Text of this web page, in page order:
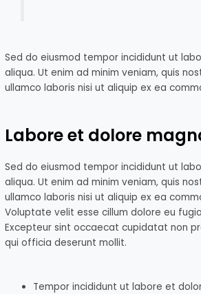
Sed do eiusmod tempor incididunt ut
aliqua. Ut enim ad minim veniam, quis
ullamco laboris nisi ut aliquip ex ea
Labore et dolore
Sed do eiusmod tempor incididunt ut
aliqua. Ut enim ad minim veniam, quis
ullamco laboris nisi ut aliquip ex ea
Voluptate velit esse cillum dolore eu
Excepteur sint occaecat cupidatat non
qui officia deserunt mollit.
Tempor incididunt ut labore et